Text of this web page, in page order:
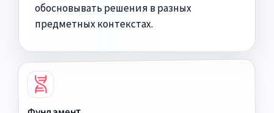
обосновывать решения в разных
предметных контекстах.